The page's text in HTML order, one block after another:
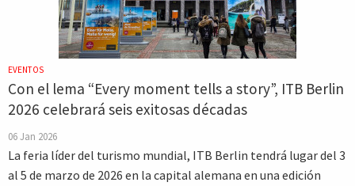
EVENTOS
Con el lema “Every moment tells a story”, ITB Berlin
2026 celebrará seis exitosas décadas
06 Jan 2026
La feria líder del turismo mundial, ITB Berlin tendrá lugar del 3
al 5 de marzo de 2026 en la capital alemana en una edición